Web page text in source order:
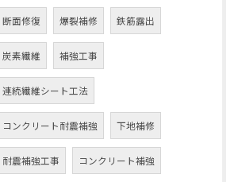
断面修復 爆裂補修 鉄筋露出
炭素繊維 補強工事
連続繊維シート工法
コンクリート耐震補強 下地補修
耐震補強工事 コンクリート補強